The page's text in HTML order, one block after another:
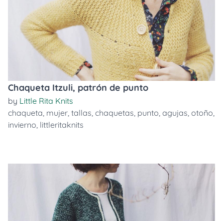
Chaqueta Itzuli, patrón de punto
by Little Rita Knits
chaqueta, mujer, tallas, chaquetas, punto, agujas, otoño,
invierno, littleritaknits